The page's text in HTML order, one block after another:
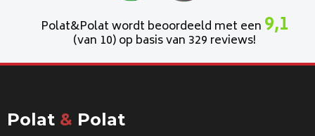
Polat&Polat wordt beoordeeld met een 9,1
(van 10) op basis van 329 reviews!
Polat & Polat